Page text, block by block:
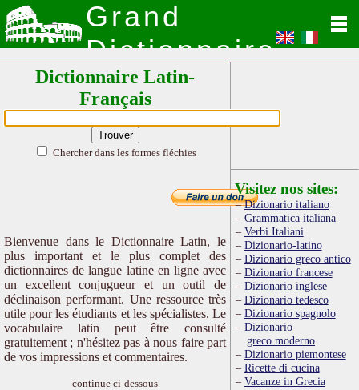
Grand
Dictionnaire
Latin
Dictionnaire Latin-
Français
Chercher dans les formes fléchies
Bienvenue dans le Dictionnaire Latin, le
plus important et le plus complet des
dictionnaires de langue latine en ligne avec
un excellent conjugueur et un outil de
déclinaison performant. Une ressource très
utile pour les étudiants et les spécialistes. Le
vocabulaire latin peut être consulté
gratuitement ; n'hésitez pas à nous faire part
de vos impressions et commentaires.
continue ci-dessous
Visitez nos sites:
Dizionario italiano
Grammatica italiana
Verbi Italiani
Dizionario-latino
Dizionario greco antico
Dizionario francese
Dizionario inglese
Dizionario tedesco
Dizionario spagnolo
Dizionario
greco moderno
Dizionario piemontese
Ricette di cucina
Vacanze in Grecia